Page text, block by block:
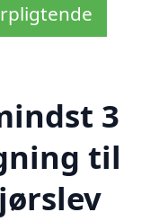
3
til